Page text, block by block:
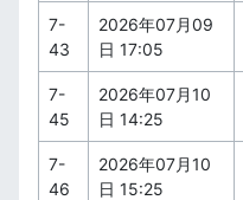
7-
43
2026年07月09
日 17:05
7-
45
2026年07月10
日 14:25
7-
46
2026年07月10
日 15:25